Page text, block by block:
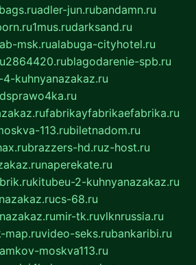
adler-jun.rubandamn.ru
1mus.rudarksand.ru
msk.rualabuga-cityhotel.ru
2864420.rublagodarenie-spb.ru
kuhnyanazakaz.ru
fabrikayfabrikaefabrika.ru
113.rubiletnadom.ru
brazzers-hd.ruz-host.ru
naperekate.ru
kitubeu-2-kuhnyanazakaz.ru
cs-68.ru
mir-tk.ruvlknrussia.ru
map.ruvideo-seks.rubankaribi.ru
moskva113.ru